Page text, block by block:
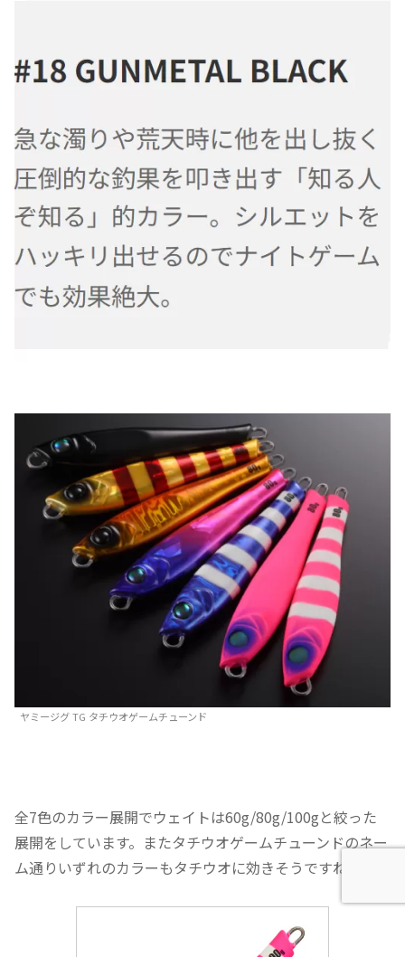
ヤミージグ TG タチウオゲームチューンド
全7色のカラー展開でウェイトは60g/80g/100gと絞った
展開をしています。またタチウオゲームチューンドのネー
ム通りいずれのカラーもタチウオに効きそうですね。